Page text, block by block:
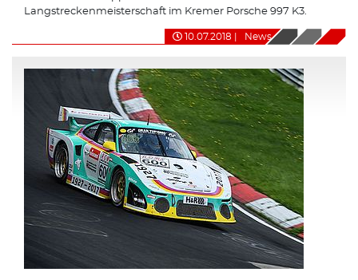
Langstreckenmeisterschaft im Kremer Porsche 997 K3.
10.07.2018 News